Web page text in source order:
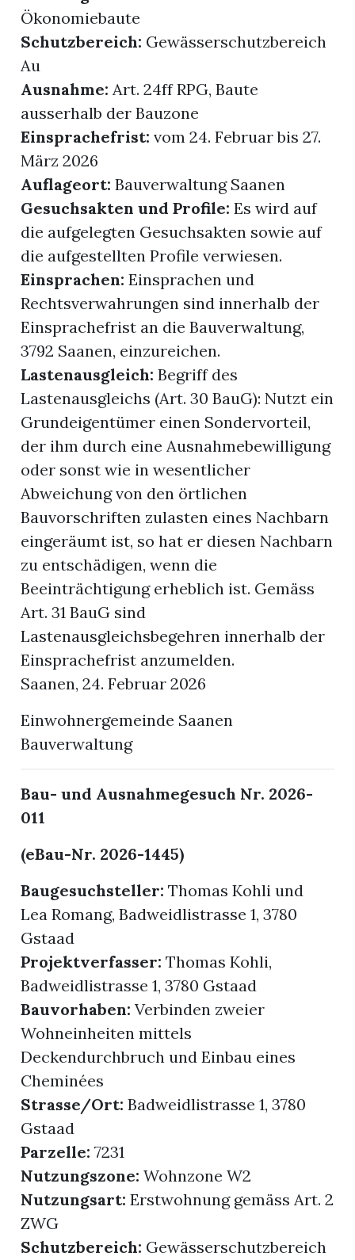
Ökonomiebaute
Schutzbereich: Gewässerschutzbereich
Au
Ausnahme: Art. 24ff RPG, Baute
ausserhalb der Bauzone
Einsprachefrist: vom 24. Februar bis 27.
März 2026
Auflageort: Bauverwaltung Saanen
Gesuchsakten und Profile: Es wird auf
die aufgelegten Gesuchsakten sowie auf
die aufgestellten Profile verwiesen.
Einsprachen: Einsprachen und
Rechtsverwahrungen sind innerhalb der
Einsprachefrist an die Bauverwaltung,
3792 Saanen, einzureichen.
Lastenausgleich: Begriff des
Lastenausgleichs (Art. 30 BauG): Nutzt ein
Grundeigentümer einen Sondervorteil,
der ihm durch eine Ausnahmebewilligung
oder sonst wie in wesentlicher
Abweichung von den örtlichen
Bauvorschriften zulasten eines Nachbarn
eingeräumt ist, so hat er diesen Nachbarn
zu entschädigen, wenn die
Beeinträchtigung erheblich ist. Gemäss
Art. 31 BauG sind
Lastenausgleichsbegehren innerhalb der
Einsprachefrist anzumelden.
Saanen, 24. Februar 2026
Einwohnergemeinde Saanen
Bauverwaltung
Bau- und Ausnahmegesuch Nr. 2026-
011
(eBau-Nr. 2026-1445)
Baugesuchsteller: Thomas Kohli und
Lea Romang, Badweidlistrasse 1, 3780
Gstaad
Projektverfasser: Thomas Kohli,
Badweidlistrasse 1, 3780 Gstaad
Bauvorhaben: Verbinden zweier
Wohneinheiten mittels
Deckendurchbruch und Einbau eines
Cheminées
Strasse/Ort: Badweidlistrasse 1, 3780
Gstaad
Parzelle: 7231
Nutzungszone: Wohnzone W2
Nutzungsart: Erstwohnung gemäss Art. 2
ZWG
Schutzbereich: Gewässerschutzbereich